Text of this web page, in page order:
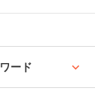
ード keyboard_arrow_up